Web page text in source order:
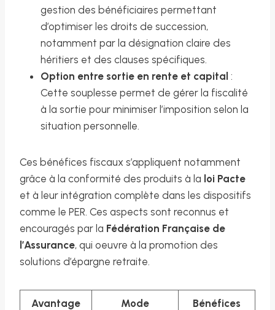
gestion des bénéficiaires permettant
d’optimiser les droits de succession,
notamment par la désignation claire des
héritiers et des clauses spécifiques.
Option entre sortie en rente et capital :
Cette souplesse permet de gérer la fiscalité
à la sortie pour minimiser l’imposition selon la
situation personnelle.
Ces bénéfices fiscaux s’appliquent notamment
grâce à la conformité des produits à la loi Pacte
et à leur intégration complète dans les dispositifs
comme le PER. Ces aspects sont reconnus et
encouragés par la Fédération Française de
l’Assurance, qui oeuvre à la promotion des
solutions d’épargne retraite.
Avantage Mode Bénéfices